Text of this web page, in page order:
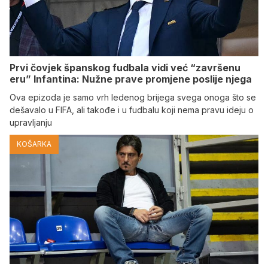
Prvi čovjek španskog fudbala vidi već “završenu
eru” Infantina: Nužne prave promjene poslije njega
Ova epizoda je samo vrh ledenog brijega svega onoga što se
dešavalo u FIFA, ali takođe i u fudbalu koji nema pravu ideju o
upravljanju
KOŠARKA